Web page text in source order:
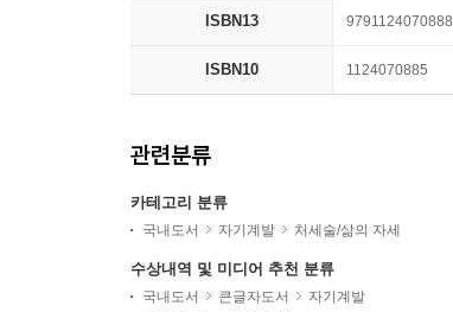
ISBN13 9791124070888
ISBN10 1124070885
관련분류
카테고리 분류
국내도서 자기계발 처세술/삶의 자세
수상내역 및 미디어 추천 분류
국내도서 큰글자도서
자기계발